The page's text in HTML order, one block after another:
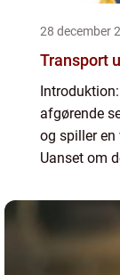
28 december
Transport
afgørende
og spiller
Uanset om